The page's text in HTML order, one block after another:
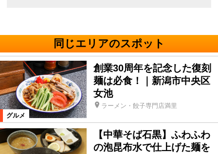
同じエリアのスポット
グルメ
創業30周年を記念した復刻
麺は必食！｜新潟市中央区
女池
ラーメン・餃子専門店満里
【中華そば石黒】ふわふわ
の泡昆布水で仕上げた麺を